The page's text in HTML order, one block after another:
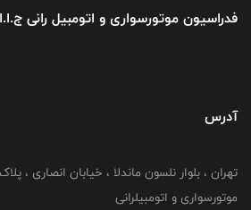
فدراسیون موتورسواری و اتومبیل رانی
آدرس
موتورسواری و اتومبیلرانی